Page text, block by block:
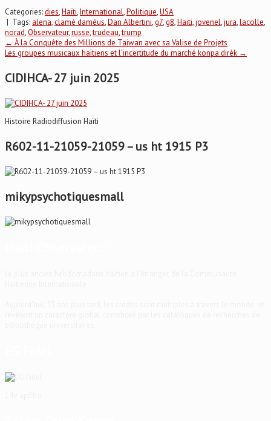
Categories:dies,Haïti,International,Politique,USA
| Tags: alena,clamé daméus,Dan Albertini,g7,g8,Haiti,jovenel,jura,lacolle,
norad,Observateur,russe,trudeau,trump
Post
navigation
← À la Conquête des Millions de Taiwan avec sa Valise de Projets
Les groupes musicaux haïtiens et l’incertitude du marché konpa dirèk →
CIDIHCA- 27 juin 2025
Histoire Radiodiffusion Haïti
R602-11-21059-21059 – us ht 1915 P3
mikypsychotiquesmall